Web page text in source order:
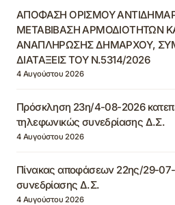
ΑΠΟΦΑΣΗ ΟΡΙΣΜΟΥ
ΜΕΤΑΒΙΒΑΣΗ ΑΡΜΟΔΙΟΤΗΤΩΝ
ΑΝΑΠΛΗΡΩΣΗΣ ΔΗΜΑΡΧΟΥ,
ΔΙΑΤΑΞΕΙΣ ΤΟΥ Ν.5314/2026
4 Αυγούστου 2026
Πρόσκληση 23η/4-08-2026
τηλεφωνικώς συνεδρίασης Δ.Σ.
4 Αυγούστου 2026
Πίνακας αποφάσεων 22ης/29-07-
συνεδρίασης Δ.Σ.
4 Αυγούστου 2026